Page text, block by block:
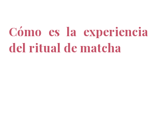
Cómo es la experiencia
del ritual de matcha